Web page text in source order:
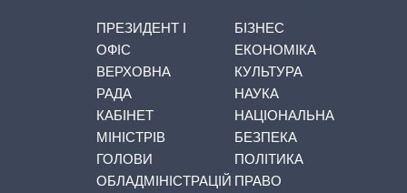
ПРЕЗИДЕНТ І
ОФІС
ВЕРХОВНА
РАДА
КАБІНЕТ
МІНІСТРІВ
ГОЛОВИ
ОБЛАДМІНІСТРАЦІЙ
БІЗНЕС
ЕКОНОМІКА
КУЛЬТУРА
НАУКА
НАЦІОНАЛЬНА
БЕЗПЕКА
ПОЛІТИКА
ПРАВО